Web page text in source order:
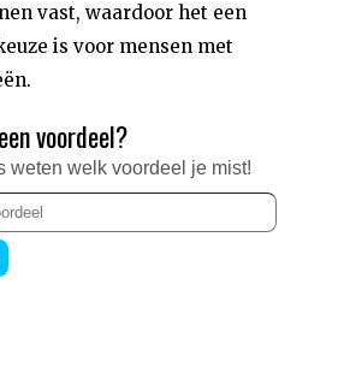
vast, waardoor het een
is voor mensen met
voordeel?
weten welk voordeel je mist!